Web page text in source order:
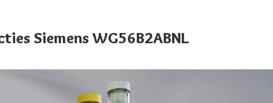
Siemens WG56B2ABNL